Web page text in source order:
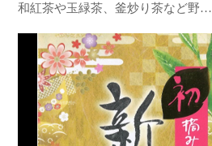
和紅茶や玉緑茶、釜炒り茶など野…